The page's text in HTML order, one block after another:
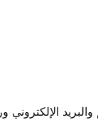
الإلكتروني